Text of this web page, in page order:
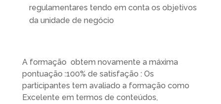
regulamentares tendo em conta os objetivos
da unidade de negócio
A formação obtem novamente a máxima
pontuação :100% de satisfação : Os
participantes tem avaliado a formação como
Excelente em termos de conteúdos,